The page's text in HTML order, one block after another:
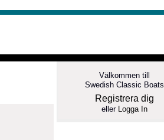
Välkommen till
Swedish Classic Boats
Registrera dig
eller Logga In